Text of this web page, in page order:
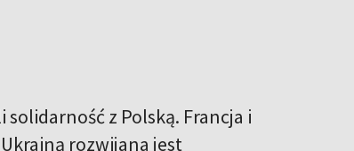
z Polską. Francja i
rozwijana jest